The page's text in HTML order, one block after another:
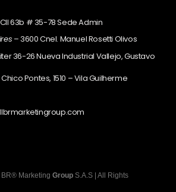
63b # 35-78 Sede Admin
– 3600 Cnel. Manuel Rosetti Olivos
36-26 Nueva Industrial Vallejo, Gustavo
Pontes, 1510 – Vila Guilherme
Marketing Group S.A.S | All Rights